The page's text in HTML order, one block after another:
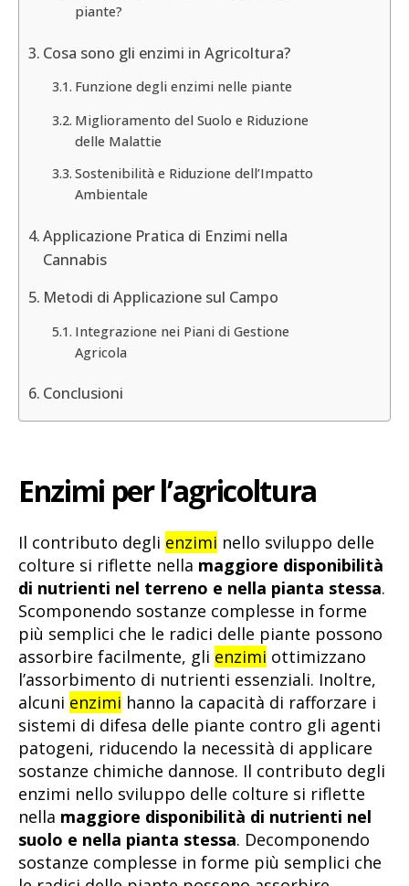
piante?
Cosa sono gli enzimi in Agricoltura?
Funzione degli enzimi nelle piante
Miglioramento del Suolo e Riduzione
delle Malattie
Sostenibilità e Riduzione dell’Impatto
Ambientale
Applicazione Pratica di Enzimi nella
Cannabis
Metodi di Applicazione sul Campo
Integrazione nei Piani di Gestione
Agricola
Conclusioni
Enzimi per l’agricoltura
Il contributo degli enzimi nello sviluppo delle
colture si riflette nella maggiore disponibilità
di nutrienti nel terreno e nella pianta stessa.
Scomponendo sostanze complesse in forme
più semplici che le radici delle piante possono
assorbire facilmente, gli enzimi ottimizzano
l’assorbimento di nutrienti essenziali. Inoltre,
alcuni enzimi hanno la capacità di rafforzare i
sistemi di difesa delle piante contro gli agenti
patogeni, riducendo la necessità di applicare
sostanze chimiche dannose. Il contributo degli
enzimi nello sviluppo delle colture si riflette
nella maggiore disponibilità di nutrienti nel
suolo e nella pianta stessa. Decomponendo
sostanze complesse in forme più semplici che